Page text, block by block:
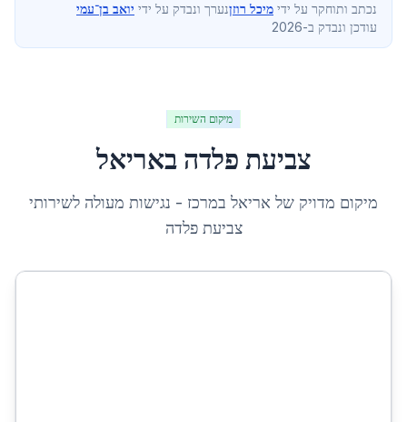
נכתב ותוחקר על ידי מיכל רוזןנערך ונבדק על ידי יואב בן־עמי
עודכן ונבדק ב-2026
מיקום השירות
צביעת פלדה באריאל
מיקום מדויק של אריאל במרכז - נגישות מעולה לשירותי
צביעת פלדה